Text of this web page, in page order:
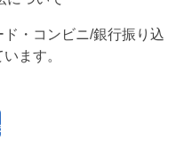
・コンビニ/銀行振り込
ます。